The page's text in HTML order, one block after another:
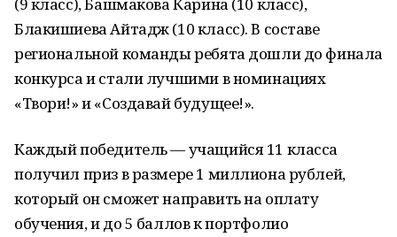
Блакишиева Айтадж (10 класс). В составе
региональной команды ребята дошли до финала
конкурса и стали лучшими в номинациях
«Твори!» и «Создавай будущее!».
Каждый победитель — учащийся 11 класса
получил приз в размере 1 миллиона рублей,
который он сможет направить на оплату
обучения, и до 5 баллов к портфолио